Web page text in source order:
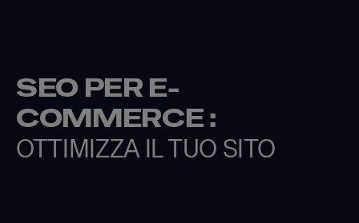
SEO PER E-
COMMERCE :
OTTIMIZZA IL TUO SITO